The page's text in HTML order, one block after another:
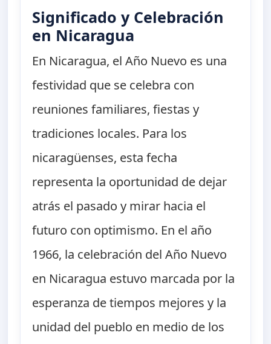
Significado y Celebración
en Nicaragua
En Nicaragua, el Año Nuevo es una
festividad que se celebra con
reuniones familiares, fiestas y
tradiciones locales. Para los
nicaragüenses, esta fecha
representa la oportunidad de dejar
atrás el pasado y mirar hacia el
futuro con optimismo. En el año
1966, la celebración del Año Nuevo
en Nicaragua estuvo marcada por la
esperanza de tiempos mejores y la
unidad del pueblo en medio de los